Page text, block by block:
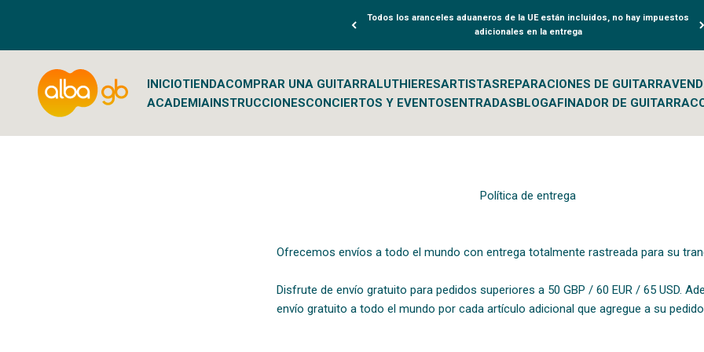
Todos los aranceles aduaneros de la UE están incluidos, no hay impuestos
adicionales en la entrega
INICIOTIENDACOMPRAR UNA GUITARRALUTHIERESARTISTASREPARACIONES DE GUITARRA
ACADEMIAINSTRUCCIONESCONCIERTOS Y EVENTOSENTRADASBLOGAFINADOR DE GUITARRA
Albaguitarbeads.com
Política de entrega
Ofrecemos envíos a todo el mundo con entrega totalmente rastreada para su
Disfrute de envío gratuito para pedidos superiores a 50 GBP / 60 EUR / 65 USD.
envío gratuito a todo el mundo por cada artículo adicional que agregue a su